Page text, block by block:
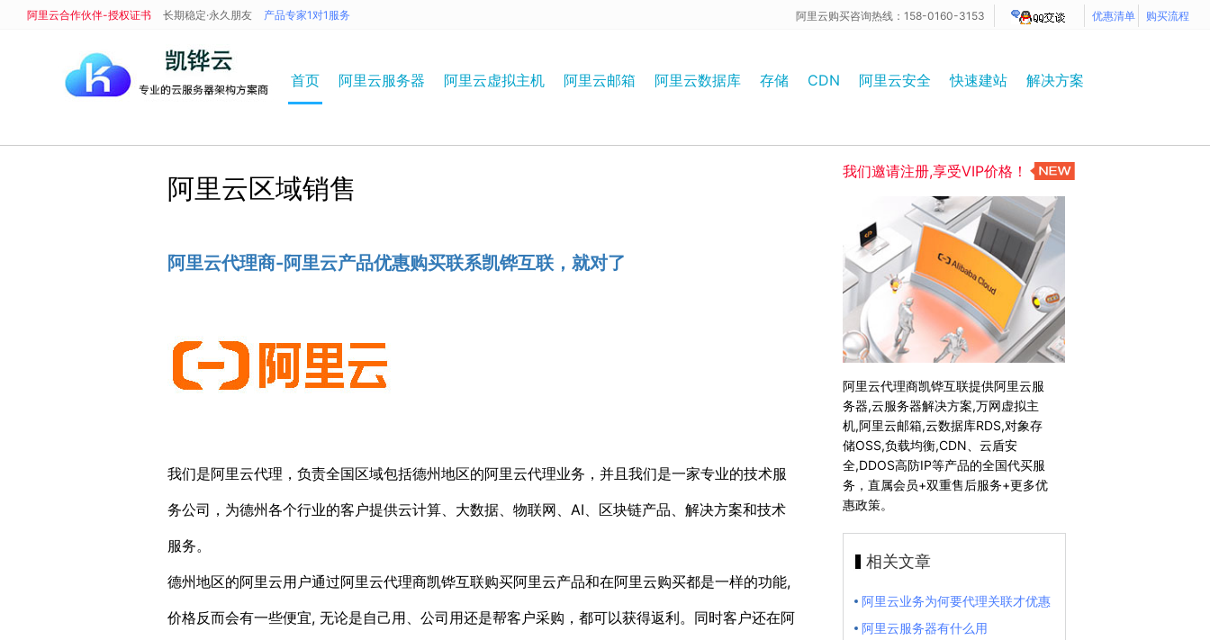
阿里云合作伙伴-授权证书 长期稳定·永久朋友 产品专家1对1服务 阿里云购买咨询热线：158-0160-3153 优惠清单 购买流程
首页 阿里云服务器 阿里云虚拟主机 阿里云邮箱 阿里云数据库 存储 CDN 阿里云安全 快速建站 解决方案
阿里云区域销售
阿里云代理商-阿里云产品优惠购买联系凯铧互联，就对了
我们是阿里云代理，负责全国区域包括德州地区的阿里云代理业务，并且我们是一家专业的技术服
务公司，为德州各个行业的客户提供云计算、大数据、物联网、AI、区块链产品、解决方案和技术
服务。
德州地区的阿里云用户通过阿里云代理商凯铧互联购买阿里云产品和在阿里云购买都是一样的功能,
价格反而会有一些便宜, 无论是自己用、公司用还是帮客户采购，都可以获得返利。同时客户还在阿
我们邀请注册,享受VIP价格！
阿里云代理商凯铧互联提供阿里云服
务器,云服务器解决方案,万网虚拟主
机,阿里云邮箱,云数据库RDS,对象存
储OSS,负载均衡,CDN、云盾安
全,DDOS高防IP等产品的全国代买服
务，直属会员+双重售后服务+更多优
惠政策。
相关文章
阿里云业务为何要代理关联才优惠
阿里云服务器有什么用